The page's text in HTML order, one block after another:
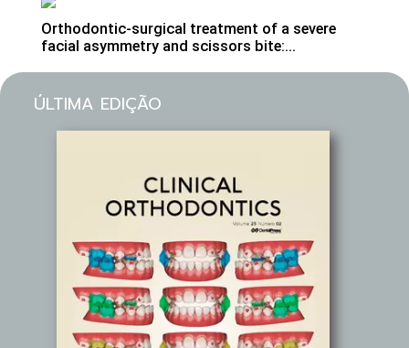
Orthodontic-surgical treatment of a severe
facial asymmetry and scissors bite:...
ÚLTIMA EDIÇÃO